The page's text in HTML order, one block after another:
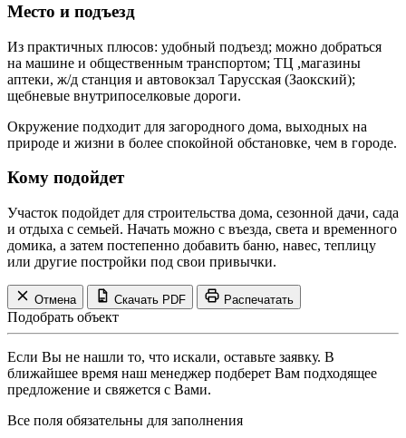
Место и подъезд
Из практичных плюсов: удобный подъезд; можно добраться
на машине и общественным транспортом; ТЦ ,магазины
аптеки, ж/д станция и автовокзал Тарусская (Заокский);
щебневые внутрипоселковые дороги.
Окружение подходит для загородного дома, выходных на
природе и жизни в более спокойной обстановке, чем в городе.
Кому подойдет
Участок подойдет для строительства дома, сезонной дачи, сада
и отдыха с семьей. Начать можно с въезда, света и временного
домика, а затем постепенно добавить баню, навес, теплицу
или другие постройки под свои привычки.
Отмена Скачать PDF Распечатать
Подобрать объект
Если Вы не нашли то, что искали, оставьте заявку. В
ближайшее время наш менеджер подберет Вам подходящее
предложение и свяжется с Вами.
Все поля обязательны для заполнения